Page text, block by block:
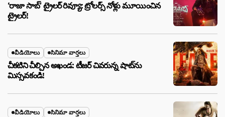
‘రాజా సాబ్’ ట్రైలర్ రివ్యూ: ట్రోలర్స్ నోళ్లు మూయించిన
ట్రైలర్!
వీడియోలు సినిమా వార్తలు
చీకటిని చీల్చిన అఖండ: టీజర్ చివరున్న షాట్‌ను
మిస్సవకండి!
వీడియోలు సినిమా వార్తలు